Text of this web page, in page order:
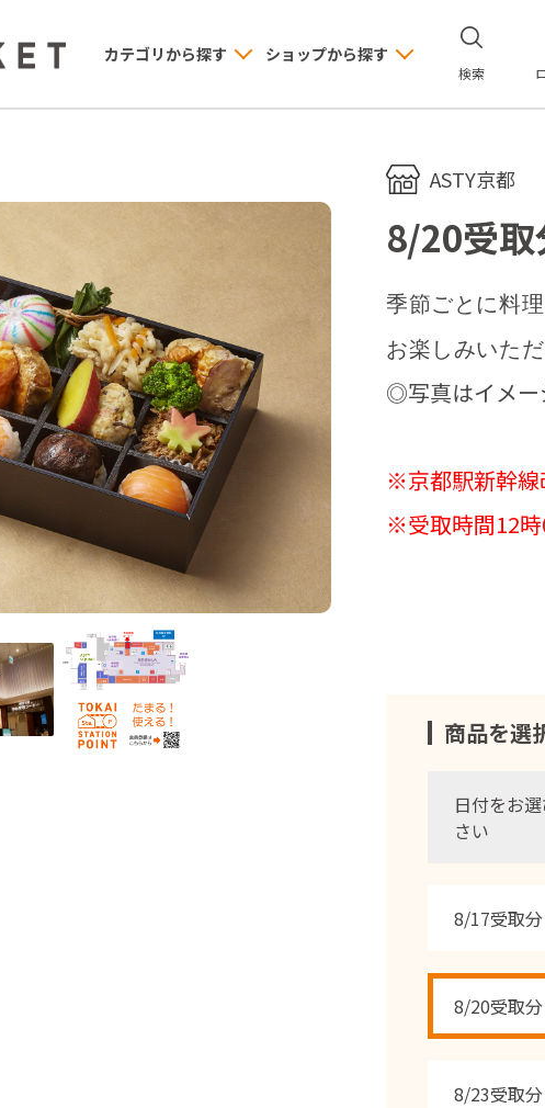
カテゴリから探す ショップから探す
検索
ASTY京都
8/20受取
商品を選
日付をお
さい
8/17受取分
8/20受取分
8/23受取分
季節ごとに料
お楽しみいた
◎写真はイメー
※京都駅新幹線
※受取時間12